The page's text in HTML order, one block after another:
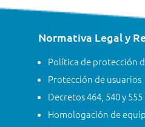
Normativa Legal y
Política de protección
Protección de usuarios
Decretos 464, 540 y 555
Homologación de